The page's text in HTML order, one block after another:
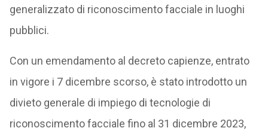
generalizzato di riconoscimento facciale in luoghi
pubblici.
Con un emendamento al decreto capienze, entrato
in vigore i 7 dicembre scorso, è stato introdotto un
divieto generale di impiego di tecnologie di
riconoscimento facciale fino al 31 dicembre 2023,